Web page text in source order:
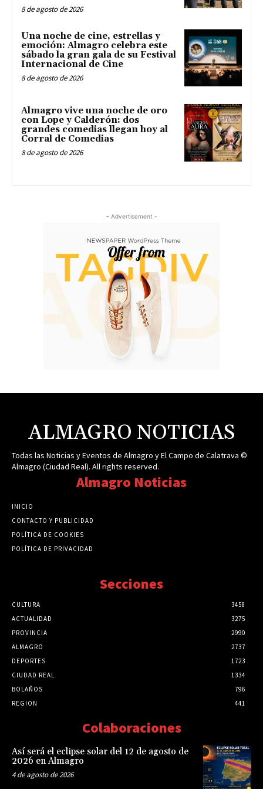
8 de agosto de 2026
Una noche de cine, estrellas y
emoción: Almagro celebra este
sábado la gran gala de su Festival
Internacional de Cine
8 de agosto de 2026
Almagro vive una noche de oro
con Lope y Calderón: dos
grandes comedias llegan hoy al
Corral de Comedias
8 de agosto de 2026
- Advertisement -
ALMAGRO NOTICIAS
Todas las Noticias y Eventos de Almagro y El Campo de Calatrava ©
Almagro (Ciudad Real). All rights reserved.
Almagro Noticias
INICIO
CONTACTO Y PUBLICIDAD
POLÍTICA DE COOKIES
POLÍTICA DE PRIVACIDAD
Secciones
CULTURA
3458
ACTUALIDAD
3275
PROVINCIA
2990
ALMAGRO
2737
DEPORTES
1723
CIUDAD REAL
1334
BOLAÑOS
796
REGION
441
Colaboraciones
Así será el eclipse solar del 12 de agosto de
2026 en Almagro
4 de agosto de 2026